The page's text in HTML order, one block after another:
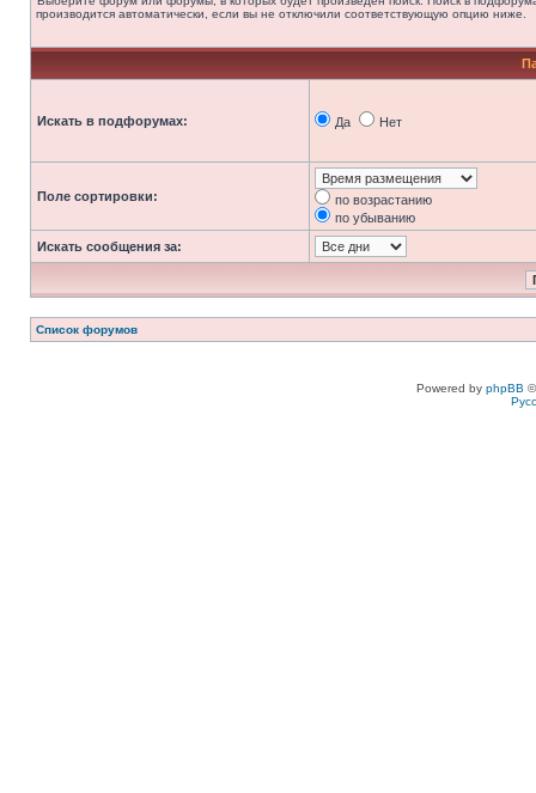
производится автоматически, если вы не отключили соответствующую опцию ниже.
Искать в подфорумах: Да Нет
Поле сортировки:
по возрастанию
по убыванию
Искать сообщения за:
Список форумов
Powered by phpBB